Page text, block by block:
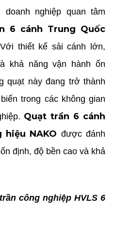
nghiệp quan tâm
6 cánh Trung Quốc
Với thiết kế sải cánh lớn,
khả năng vận hành ổn
quạt này đang trở thành
trong các không gian
Quạt trần 6 cánh
NAKO được đánh
định, độ bền cao và khả
công nghiệp HVLS 6